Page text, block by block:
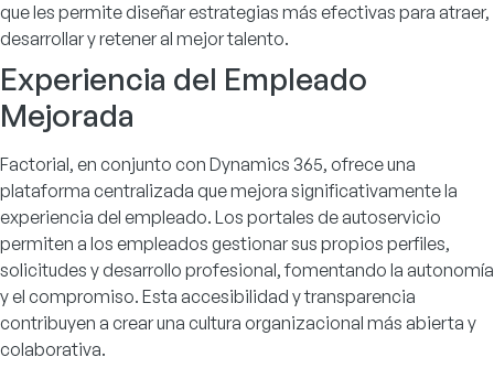
que les permite diseñar estrategias más efectivas para atraer,
desarrollar y retener al mejor talento.
Experiencia del Empleado
Mejorada
Factorial, en conjunto con Dynamics 365, ofrece una
plataforma centralizada que mejora significativamente la
experiencia del empleado. Los portales de autoservicio
permiten a los empleados gestionar sus propios perfiles,
solicitudes y desarrollo profesional, fomentando la autonomía
y el compromiso. Esta accesibilidad y transparencia
contribuyen a crear una cultura organizacional más abierta y
colaborativa.